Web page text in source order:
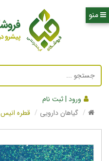
ورود | ثبت نام
گیاهان دارویی
قطره انیس